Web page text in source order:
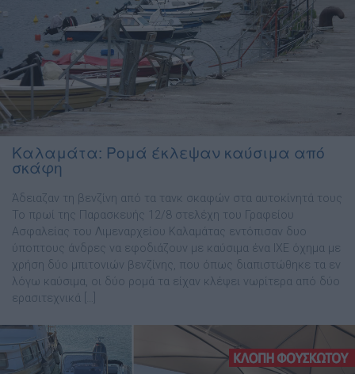
Καλαμάτα: Ρομά έκλεψαν καύσιμα από
σκάφη
Άδειαζαν τη βενζίνη από τα τανκ σκαφών στα αυτοκίνητά τους
Το πρωί της Παρασκευής 12/8 στελέχη του Γραφείου
Ασφαλείας του Λιμεναρχείου Καλαμάτας εντόπισαν δυο
ύποπτους άνδρες να εφοδιάζουν με καύσιμα ένα ΙΧΕ όχημα με
χρήση δύο μπιτονιών βενζίνης, που όπως διαπιστώθηκε τα εν
λόγω καύσιμα, οι δύο ρομά τα είχαν κλέψει νωρίτερα από δύο
ερασιτεχνικά […]